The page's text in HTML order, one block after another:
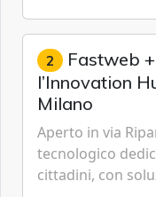
2 Fastweb +
l’Innovation
Milano
Aperto in via
tecnologico
cittadini, con